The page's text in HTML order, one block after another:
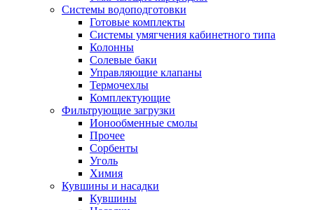
Системы водоподготовки
Готовые комплекты
Системы умягчения кабинетного типа
Колонны
Солевые баки
Управляющие клапаны
Термочехлы
Комплектующие
Фильтрующие загрузки
Ионообменные смолы
Прочее
Сорбенты
Уголь
Химия
Кувшины и насадки
Кувшины